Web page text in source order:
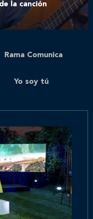
la canción
Rama Comunica
Yo soy tú